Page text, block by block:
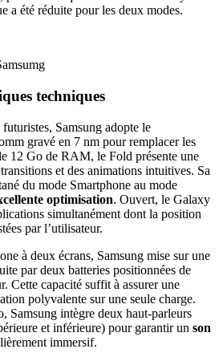
a été réduite pour les deux modes.
techniques
Samsung adopte le
gravé en 7 nm pour remplacer les
12 Go de RAM, le Fold présente une
et des animations intuitives. Sa
du mode Smartphone au mode
optimisation. Ouvert, le Galaxy
simultanément dont la position
par l’utilisateur.
à deux écrans, Samsung mise sur une
par deux batteries positionnées de
Cette capacité suffit à assurer une
polyvalente sur une seule charge.
Samsung intègre deux haut-parleurs
et inférieure) pour garantir un son
immersif.